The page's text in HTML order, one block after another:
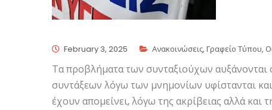
February 3, 2025 Ανακοινώσεις, Γραφείο Τύπου,
Τα προβλήματα των συνταξιούχων αυξάνονται
συντάξεων λόγω των μνημονίων υφίστανται
έχουν απομείνει, λόγω της ακρίβειας αλλά